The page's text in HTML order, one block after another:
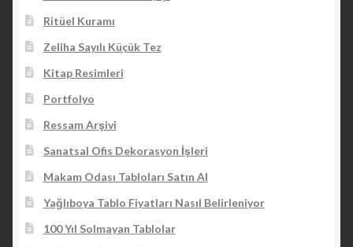
Ritüel Kuramı
Zeliha Sayılı Küçük Tez
Kitap Resimleri
Portfolyo
Ressam Arşivi
Sanatsal Ofis Dekorasyon İşleri
Makam Odası Tabloları Satın Al
Yağlıboya Tablo Fiyatları Nasıl Belirleniyor
100 Yıl Solmayan Tablolar